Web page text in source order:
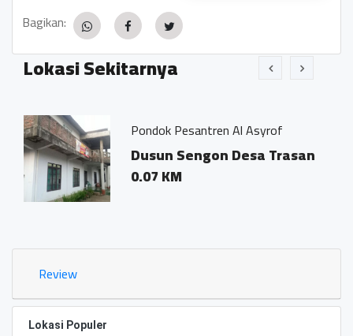
Bagikan:
Lokasi Sekitarnya
Pondok Pesantren Al Asyrof
Dusun Sengon Desa Trasan
0.07 KM
Review
Lokasi Populer